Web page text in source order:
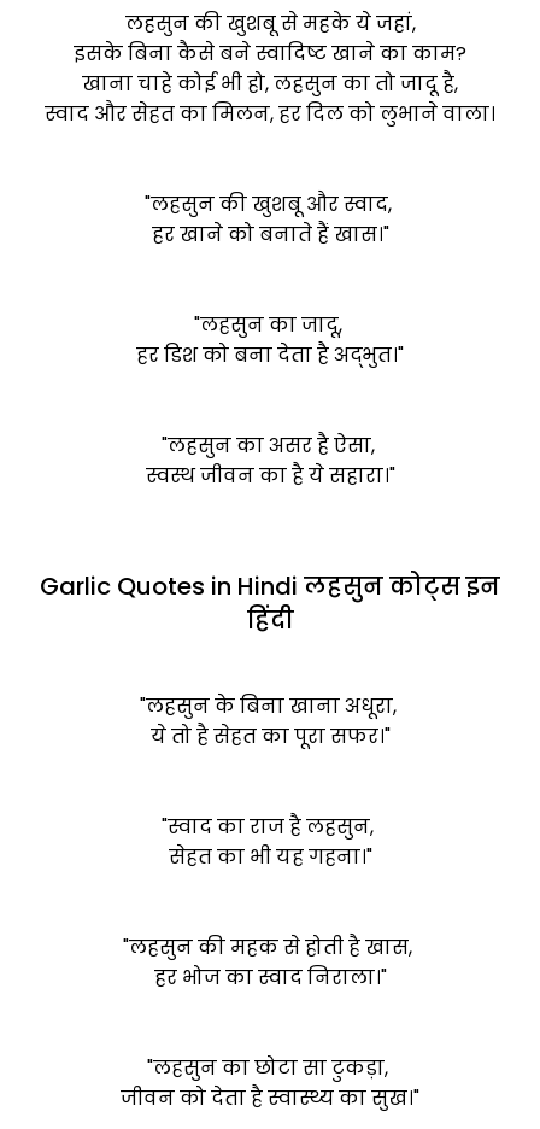
लहसुन की खुशबू से महके ये जहां,
इसके बिना कैसे बने स्वादिष्ट खाने का काम?
खाना चाहे कोई भी हो, लहसुन का तो जादू है,
स्वाद और सेहत का मिलन, हर दिल को लुभाने वाला।
"लहसुन की खुशबू और स्वाद,
हर खाने को बनाते हैं खास।"
"लहसुन का जादू,
हर डिश को बना देता है अद्भुत।"
"लहसुन का असर है ऐसा,
स्वस्थ जीवन का है ये सहारा।"
Garlic Quotes in Hindi लहसुन कोट्स इन
हिंदी
"लहसुन के बिना खाना अधूरा,
ये तो है सेहत का पूरा सफर।"
"स्वाद का राज है लहसुन,
सेहत का भी यह गहना।"
"लहसुन की महक से होती है खास,
हर भोज का स्वाद निराला।"
"लहसुन का छोटा सा टुकड़ा,
जीवन को देता है स्वास्थ्य का सुख।"